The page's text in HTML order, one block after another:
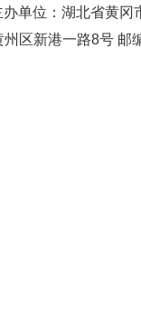
办单位：湖北省黄
区新港一路8号